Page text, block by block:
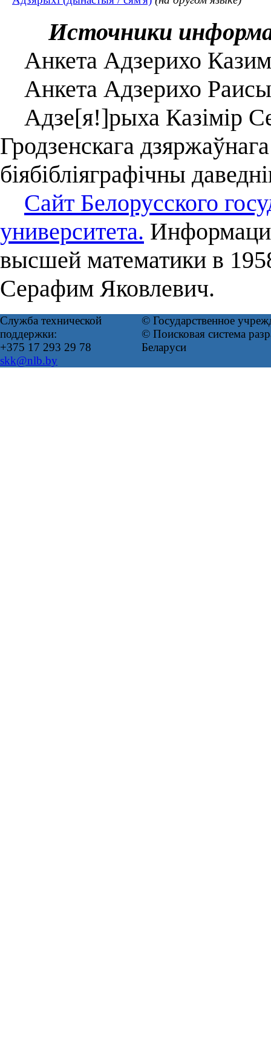
Источники
Анкета Адзерихо
Анкета Адзерихо
Адзе[я!]рыха Казімір
Гродзенскага
біябібліяграфічны
Сайт Белорусского
университета.
высшей математики в
Серафим Яковлевич.
Служба технической
поддержки:
+375 17 293 29 78
skk@nlb.by
© Государственное
© Поисковая система
Беларуси